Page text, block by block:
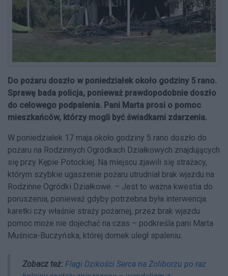
Do pożaru doszło w poniedziałek około godziny 5 rano.
Sprawę bada policja, ponieważ prawdopodobnie doszło
do celowego podpalenia. Pani Marta prosi o pomoc
mieszkańców, którzy mogli być świadkami zdarzenia.
W poniedziałek 17 maja około godziny 5 rano doszło do
pożaru na Rodzinnych Ogródkach Działkowych znajdujących
się przy Kępie Potockiej. Na miejscu zjawili się strażacy,
którym szybkie ugaszenie pożaru utrudniał brak wjazdu na
Rodzinne Ogródki Działkowe. – Jest to ważna kwestia do
poruszenia, ponieważ gdyby potrzebna była interwencja
karetki czy właśnie straży pożarnej, przez brak wjazdu
pomoc może nie dojechać na czas – podkreśla pani Marta
Muśnica-Buczyńska, której domek uległ spaleniu.
Zobacz też: Flagi Dzikości Serca na Żoliborzu po raz